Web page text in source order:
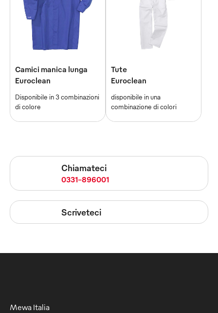
Camici manica lunga
Euroclean
Disponibile in 3 combinazioni
di colore
Tute
Euroclean
disponibile in una
combinazione di colori
Chiamateci
0331-896001
Scriveteci
Mewa Italia